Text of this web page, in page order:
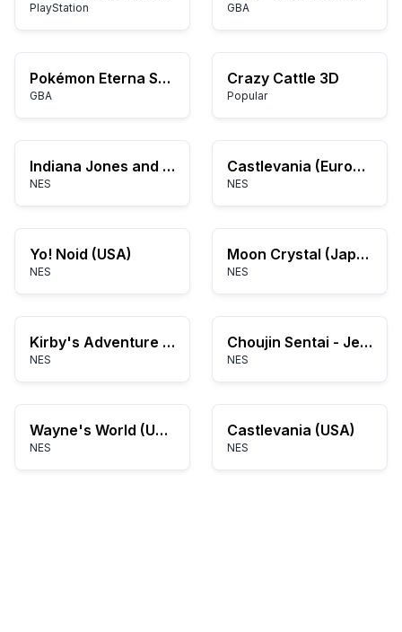
PlayStation GBA
Pokémon Eterna Scintilla
GBA
Crazy Cattle 3D
Popular
Indiana Jones and the Temple of Doom (USA) (Unl)
NES
Castlevania (Europe)
NES
Yo! Noid (USA)
NES
Moon Crystal (Japan)
NES
Kirby's Adventure (USA) (Rev A)
NES
Choujin Sentai - Jetman (Japan)
NES
Wayne's World (USA)
NES
Castlevania (USA)
NES